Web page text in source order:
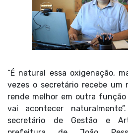
“É natural essa oxigenação,
vezes o secretário recebe um
rende melhor em outra
vai acontecer
secretário de Gestão e